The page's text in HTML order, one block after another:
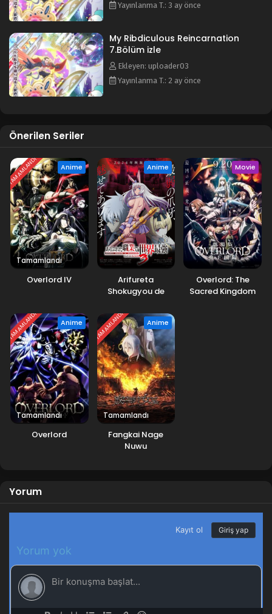
Yayınlanma T.: 3 ay önce
My Ribdiculous Reincarnation
7.Bölüm izle
Ekleyen: uploader03
Yayınlanma T.: 2 ay önce
Önerilen Seriler
TAMAMLANDI Anime
Tamamlandı
Overlord IV
Anime
Arifureta
Shokugyou de
3.Sezon
Movie
Overlord: The
Sacred Kingdom
TAMAMLANDI Anime
Tamamlandı
Overlord
TAMAMLANDI Anime
Tamamlandı
Fangkai Nage
Nuwu
Yorum